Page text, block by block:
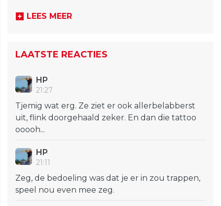
LEES MEER
LAATSTE REACTIES
HP
21:27
Tjemig wat erg. Ze ziet er ook allerbelabberst
uit, flink doorgehaald zeker. En dan die tattoo
ooooh...
HP
21:11
Zeg, de bedoeling was dat je er in zou trappen,
speel nou even mee zeg.